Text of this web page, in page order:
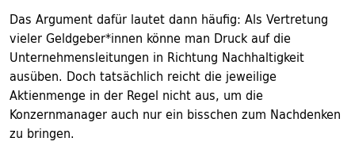
Das Argument dafür lautet dann häufig: Als Vertretung
vieler Geldgeber*innen könne man Druck auf die
Unternehmensleitungen in Richtung Nachhaltigkeit
ausüben. Doch tatsächlich reicht die jeweilige
Aktienmenge in der Regel nicht aus, um die
Konzernmanager auch nur ein bisschen zum Nachdenken
zu bringen.